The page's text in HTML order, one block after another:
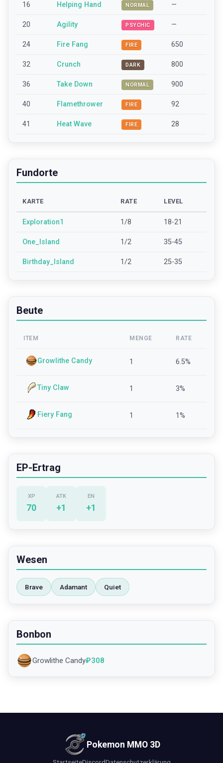
16 Helping Hand NORMAL —
20 Agility PSYCHIC —
24 Fire Fang FIRE 650
32 Crunch DARK 800
36 Take Down NORMAL 900
40 Flamethrower FIRE 92
41 Heat Wave FIRE 28
Fundorte
KARTE RATE LEVEL
Exploration1 1/8 18-21
One_Island 1/2 35-45
Birthday_Island 1/2 25-35
Beute
ITEM MENGE RATE
Growlithe Candy 1 6.5%
Tiny Claw 1 3%
Fiery Fang 1 1%
EP-Ertrag
XP
70
ATK
+1
EN
+1
Wesen
Brave Adamant Quiet
Bonbon
Growlithe Candy₽308
Pokemon MMO 3D